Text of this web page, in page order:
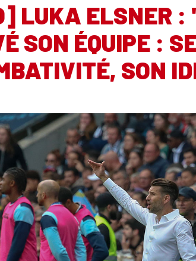
LUKA ELSNER :
SON ÉQUIPE :
SON